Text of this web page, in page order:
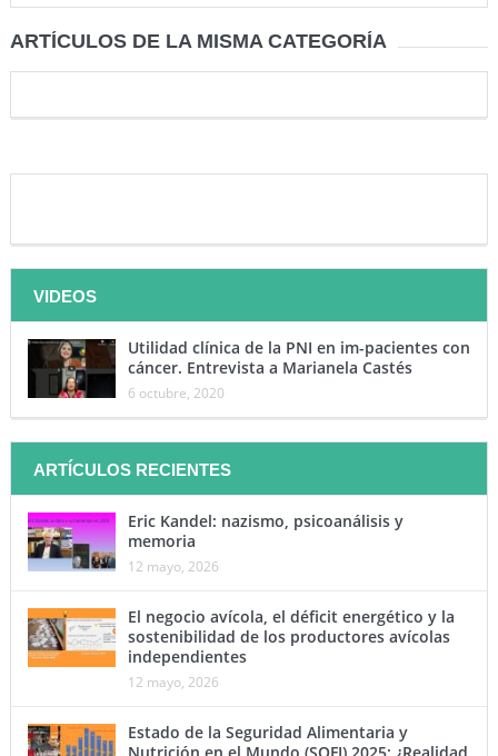
ARTÍCULOS DE LA MISMA CATEGORÍA
VIDEOS
Utilidad clínica de la PNI en im-pacientes con
cáncer. Entrevista a Marianela Castés
6 octubre, 2020
ARTÍCULOS RECIENTES
Eric Kandel: nazismo, psicoanálisis y
memoria
12 mayo, 2026
El negocio avícola, el déficit energético y la
sostenibilidad de los productores avícolas
independientes
12 mayo, 2026
Estado de la Seguridad Alimentaria y